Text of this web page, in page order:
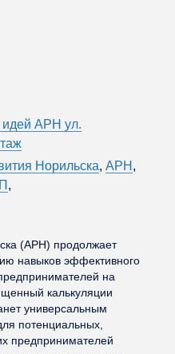
идей АРН ул.
Норильска, АРН ,
,
(АРН) продолжает
навыков эффективного
на
калькуляции
универсальным
потенциальных,
предпринимателей